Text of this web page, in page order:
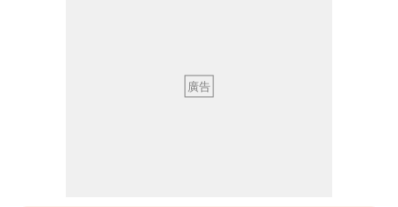
「終於能交代」 捐500萬獎學金延續愛
白海豚颱風逼近！鄭明典示警「恐遇黑潮